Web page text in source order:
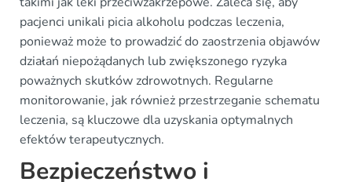
pacjenci unikali picia alkoholu podczas leczenia,
ponieważ może to prowadzić do zaostrzenia objawów
działań niepożądanych lub zwiększonego ryzyka
poważnych skutków zdrowotnych. Regularne
monitorowanie, jak również przestrzeganie schematu
leczenia, są kluczowe dla uzyskania optymalnych
efektów terapeutycznych.
Bezpieczeństwo i